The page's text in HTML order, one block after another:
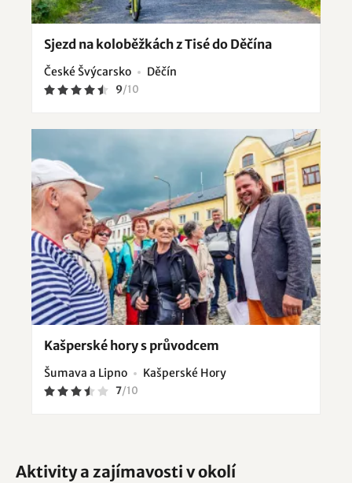
Sjezd na koloběžkách z Tisé do Děčína
České Švýcarsko Děčín
9/10
Kašperské hory s průvodcem
Šumava a Lipno Kašperské Hory
7/10
Aktivity a zajímavosti v okolí